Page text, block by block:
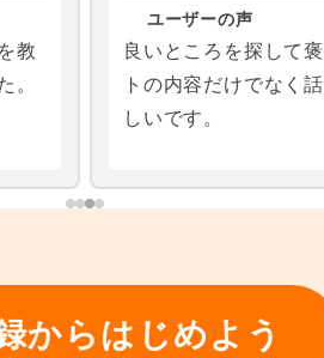
教
。
ユーザーの声
良いところを探して
トの内容だけでなく
しいです。
からはじめよう